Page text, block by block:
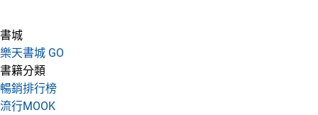
書城
樂天書城 GO
書籍分類
暢銷排行榜
流行MOOK